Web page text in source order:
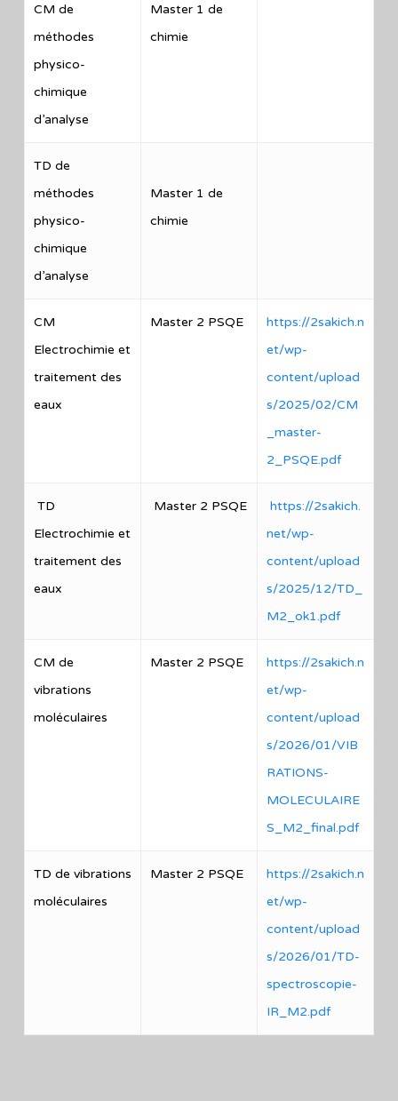
CM de
méthodes
physico-
chimique
d’analyse
Master 1 de
chimie
TD de
méthodes
physico-
chimique
d’analyse
Master 1 de
chimie
CM
Electrochimie et
traitement des
eaux
Master 2 PSQE
https://2sakich.n
et/wp-
content/upload
s/2025/02/CM
_master-
2_PSQE.pdf
TD
Electrochimie et
traitement des
eaux
Master 2 PSQE
https://2sakich.
net/wp-
content/upload
s/2025/12/TD_
M2_ok1.pdf
CM de
vibrations
moléculaires
Master 2 PSQE
https://2sakich.n
et/wp-
content/upload
s/2026/01/VIB
RATIONS-
MOLECULAIRE
S_M2_final.pdf
TD de vibrations
moléculaires
Master 2 PSQE
https://2sakich.n
et/wp-
content/upload
s/2026/01/TD-
spectroscopie-
IR_M2.pdf